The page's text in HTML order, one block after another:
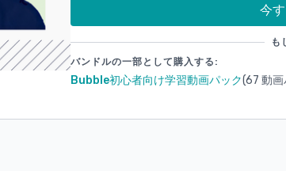
国内事例（2:09）
アカウント登録方法（1:05）
アプリ新規作成（1:43）
webサービスの簡単な仕組み（1:14）
エディター概要& Designタブの説明
Dataの説明（1:51）
今
も
バンドルの一部として購入する:
Bubble初心者向け学習動画パック(67 動